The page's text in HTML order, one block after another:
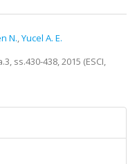
N.,Yucel A. E.
ss.430-438, 2015 (ESCI,